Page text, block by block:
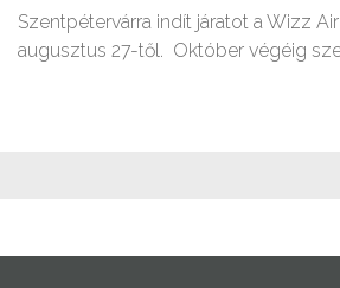
Szentpétervárra indít járatot a Wizz
augusztus 27-től. Október végéig